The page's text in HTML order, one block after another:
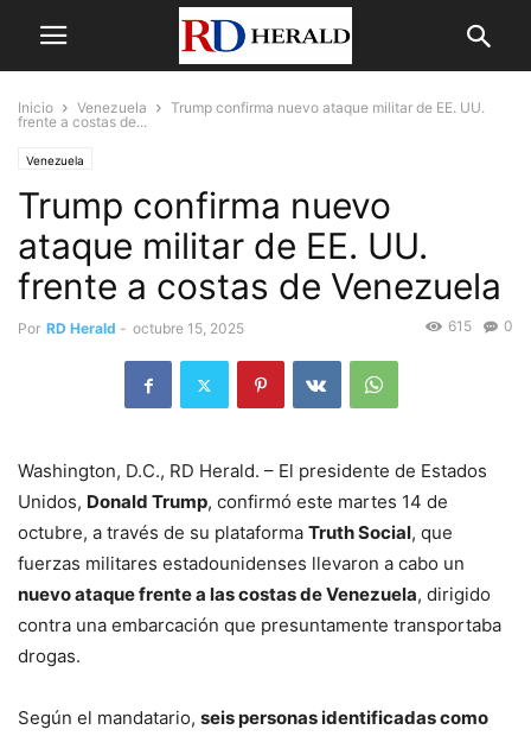
Inicio Venezuela
Trump confirma nuevo ataque militar de EE. UU.
frente a costas de...
Venezuela
Trump confirma nuevo
ataque militar de EE. UU.
frente a costas de Venezuela
Por RD Herald - octubre 15, 2025 0
615
Washington, D.C., RD Herald. – El presidente de Estados
Unidos, Donald Trump, confirmó este martes 14 de
octubre, a través de su plataforma Truth Social, que
fuerzas militares estadounidenses llevaron a cabo un
nuevo ataque frente a las costas de Venezuela, dirigido
contra una embarcación que presuntamente transportaba
drogas.
Según el mandatario, seis personas identificadas como